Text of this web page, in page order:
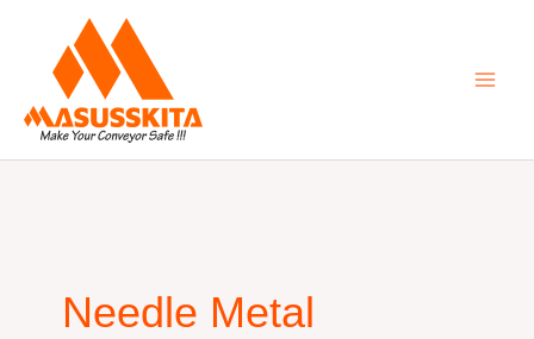
content
Needle Metal